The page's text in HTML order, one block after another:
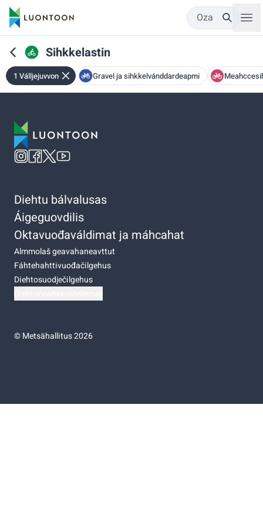
Oza
Sihkkelastin
1 Válljejuvvon Gravel ja sihkkelvánddardeapmi
Diehtu bálvalusas
Áigeguovdilis
Oktavuođaváldimat ja máhcahat
Almmolaš geavahaneavttut
Fáhtehahttivuođačilgehus
Diehtosuodječilgehus
©Metsähallitus 2026